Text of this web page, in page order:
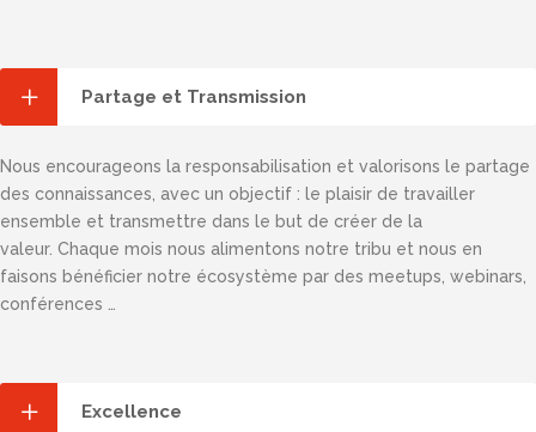
Partage et Transmission
Nous encourageons la responsabilisation et valorisons le partage
des connaissances, avec un objectif : le plaisir de travailler
ensemble et transmettre dans le but de créer de la
valeur. Chaque mois nous alimentons notre tribu et nous en
faisons bénéficier notre écosystème par des meetups, webinars,
conférences …
Excellence